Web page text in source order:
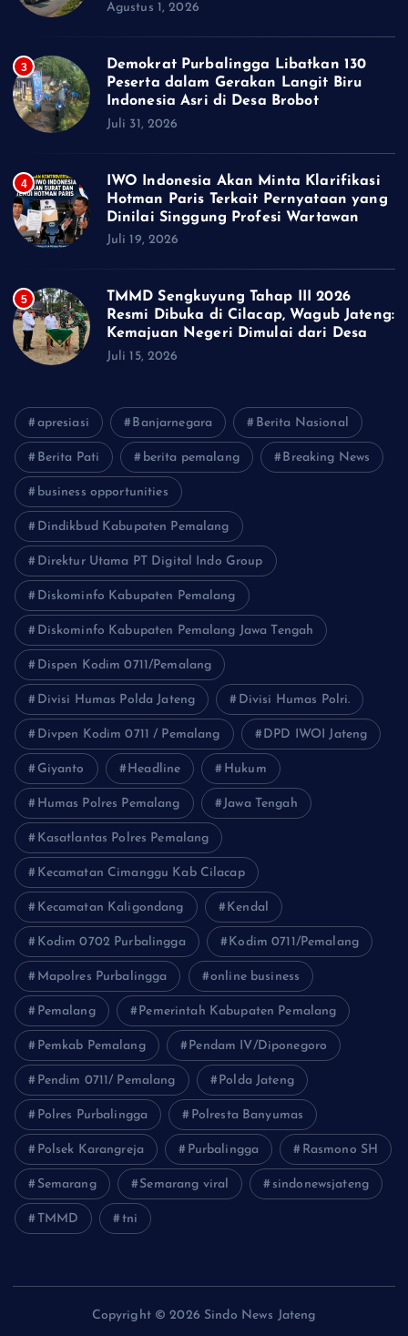
Agustus 1, 2026
3
Demokrat Purbalingga Libatkan 130
Peserta dalam Gerakan Langit Biru
Indonesia Asri di Desa Brobot
Juli 31, 2026
4
IWO Indonesia Akan Minta Klarifikasi
Hotman Paris Terkait Pernyataan yang
Dinilai Singgung Profesi Wartawan
Juli 19, 2026
5
TMMD Sengkuyung Tahap III 2026
Resmi Dibuka di Cilacap, Wagub Jateng:
Kemajuan Negeri Dimulai dari Desa
Juli 15, 2026
apresiasi Banjarnegara Berita Nasional
Berita Pati berita pemalang Breaking News
business opportunities
Dindikbud Kabupaten Pemalang
Direktur Utama PT Digital Indo Group
Diskominfo Kabupaten Pemalang
Diskominfo Kabupaten Pemalang Jawa Tengah
Dispen Kodim 0711/Pemalang
Divisi Humas Polda Jateng Divisi Humas Polri.
Divpen Kodim 0711 / Pemalang DPD IWOI Jateng
Giyanto Headline Hukum
Humas Polres Pemalang Jawa Tengah
Kasatlantas Polres Pemalang
Kecamatan Cimanggu Kab Cilacap
Kecamatan Kaligondang Kendal
Kodim 0702 Purbalingga Kodim 0711/Pemalang
Mapolres Purbalingga online business
Pemalang Pemerintah Kabupaten Pemalang
Pemkab Pemalang Pendam IV/Diponegoro
Pendim 0711/ Pemalang Polda Jateng
Polres Purbalingga Polresta Banyumas
Polsek Karangreja Purbalingga Rasmono SH
Semarang Semarang viral sindonewsjateng
TMMD tni
Copyright © 2026 Sindo News Jateng